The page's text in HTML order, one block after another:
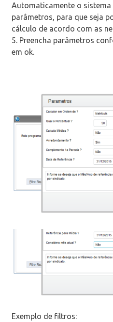
Automaticamente o sistema
parâmetros, para que seja
cálculo de acordo com as
5. Preencha parâmetros
em ok.
Exemplo de filtros: